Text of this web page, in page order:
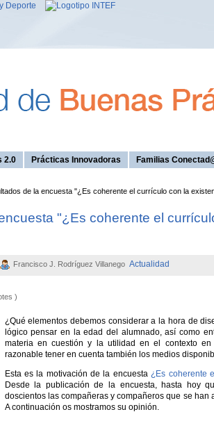
2.0 Prácticas Innovadoras Familias
de la encuesta "¿Es coherente el currículo con la
"¿Es coherente el
Francisco J. Rodríguez Villanego Actualidad
)
¿Qué elementos debemos considerar a la hora de
lógico pensar en la edad del alumnado, así como
materia en cuestión y la utilidad en el contexto
razonable tener en cuenta también los medios
Esta es la motivación de la encuesta¿Es coherente
Desde la publicación de la encuesta, hasta hoy
doscientos las compañeras y compañeros que se
A continuación os mostramos su opinión.